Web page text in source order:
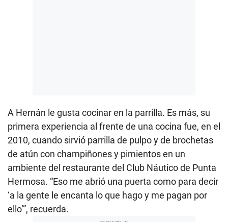
A Hernán le gusta cocinar en la parrilla. Es más, su
primera experiencia al frente de una cocina fue, en el
2010, cuando sirvió parrilla de pulpo y de brochetas
de atún con champiñones y pimientos en un
ambiente del restaurante del Club Náutico de Punta
Hermosa. “Eso me abrió una puerta como para decir
‘a la gente le encanta lo que hago y me pagan por
ello’”, recuerda.